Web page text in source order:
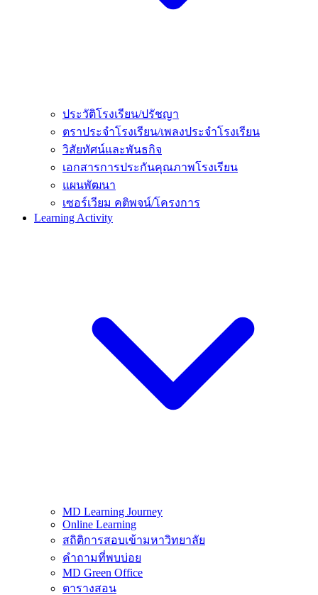
ประวัติโรงเรียน/ปรัชญา
ตราประจำโรงเรียน/เพลงประจำโรงเรียน
วิสัยทัศน์และพันธกิจ
เอกสารการประกันคุณภาพโรงเรียน
แผนพัฒนา
เซอร์เวียม คติพจน์/โครงการ
Learning Activity
MD Learning Journey
Online Learning
สถิติการสอบเข้ามหาวิทยาลัย
คำถามที่พบบ่อย
MD Green Office
ตารางสอน